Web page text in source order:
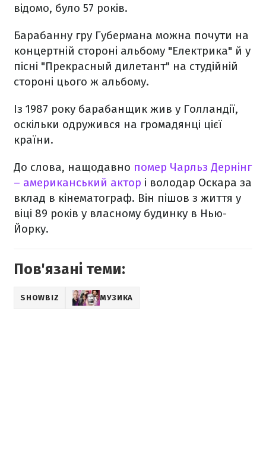
відомо, було 57 років.
Барабанну гру Губермана можна почути на
концертній стороні альбому "Електрика" й у
пісні "Прекрасный дилетант" на студійній
стороні цього ж альбому.
Із 1987 року барабанщик жив у Голландії,
оскільки одружився на громадянці цієї
країни.
До слова, нащодавно помер Чарльз Дернінг
– американський актор і володар Оскара за
вклад в кінематограф. Він пішов з життя у
віці 89 років у власному будинку в Нью-
Йорку.
Пов'язані теми:
SHOWBIZ МУЗИКА